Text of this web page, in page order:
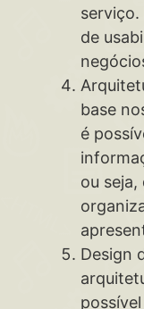
de
base
é
ou
Design